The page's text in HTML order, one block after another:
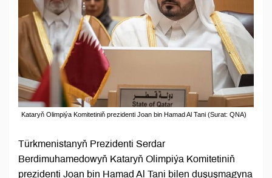
Kataryň Olimpiýa Komitetiniň prezidenti Joan bin Hamad Al Tani (Surat: QNA)
Türkmenistanyň Prezidenti Serdar
Berdimuhamedowyň Kataryň Olimpiýa Komitetiniň
prezidenti Joan bin Hamad Al Tani bilen duşuşmagyna